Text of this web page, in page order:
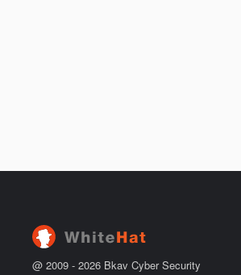
@ 2009 - 2026 Bkav Cyber Security